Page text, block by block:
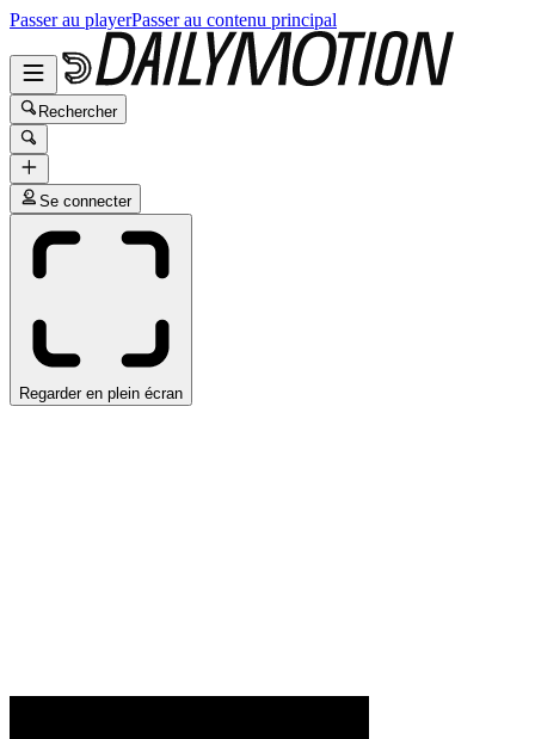
Passer au playerPasser au contenu principal
Rechercher
Se connecter
Regarder en plein écran